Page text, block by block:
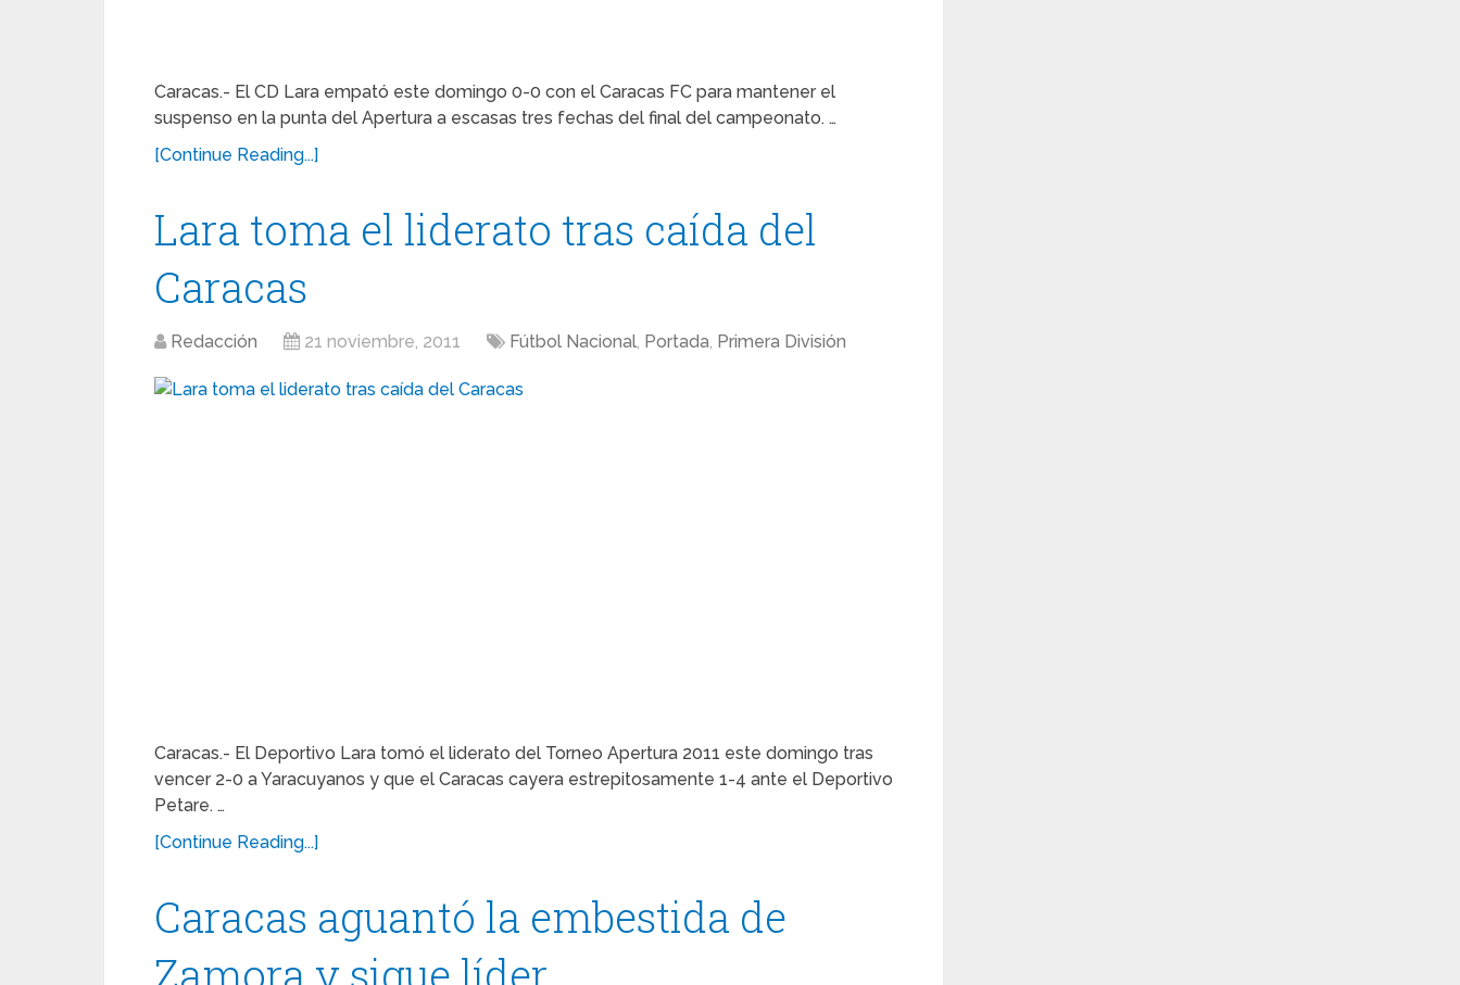
Caracas.- El CD Lara empató este domingo 0-0 con el Caracas FC para mantener el
suspenso en la punta del Apertura a escasas tres fechas del final del campeonato. …
[Continue Reading...]
Lara toma el liderato tras caída del
Caracas
Redacción 21 noviembre, 2011 Fútbol Nacional, Portada, Primera División
Caracas.- El Deportivo Lara tomó el liderato del Torneo Apertura 2011 este domingo tras
vencer 2-0 a Yaracuyanos y que el Caracas cayera estrepitosamente 1-4 ante el Deportivo
Petare. …
[Continue Reading...]
Caracas aguantó la embestida de
Zamora y sigue líder